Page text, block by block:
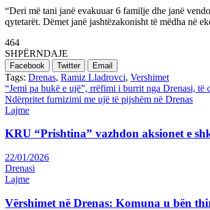
“Deri më tani janë evakuuar 6 familje dhe janë
qytetarët. Dëmet janë jashtëzakonisht të mëdha në
464
SHPËRNDAJE
Facebook Twitter Email
Tags: Drenas, Ramiz Lladrovci, Vershimet
Post
navigation
“Jemi pa bukë e ujë”, rrëfimi i burrit nga Drenasi, të
Ndërpritet furnizimi me ujë të pijshëm në Drenas
Lajme
KRU “Prishtina” vazhdon aksionet e
22/01/2026
Drenasi
Lajme
Vërshimet në Drenas: Komuna u bën